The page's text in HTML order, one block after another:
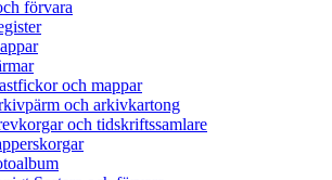
förvara
och mappar
och arkivkartong
och tidskriftssamlare